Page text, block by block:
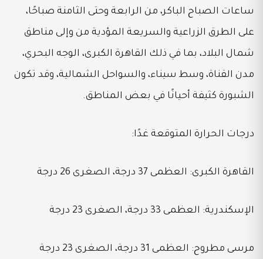
ساعات الصباح الباكر، من الرابعة وحتى الثامنة صباحًا،
على الطرق الزراعية والسريعة المؤدية من وإلى مناطق
شمال البلاد، بما في ذلك القاهرة الكبرى، الوجه البحري،
مدن القناة، وسط سيناء، والسواحل الشمالية، وقد تكون
الشبورة كثيفة أحيانًا في بعض المناطق.
درجات الحرارة المتوقعة غدًا:
القاهرة الكبرى: العظمى 37 درجة، الصغرى 26 درجة
الإسكندرية: العظمى 33 درجة، الصغرى 23 درجة
مرسى مطروح: العظمى 31 درجة، الصغرى 23 درجة